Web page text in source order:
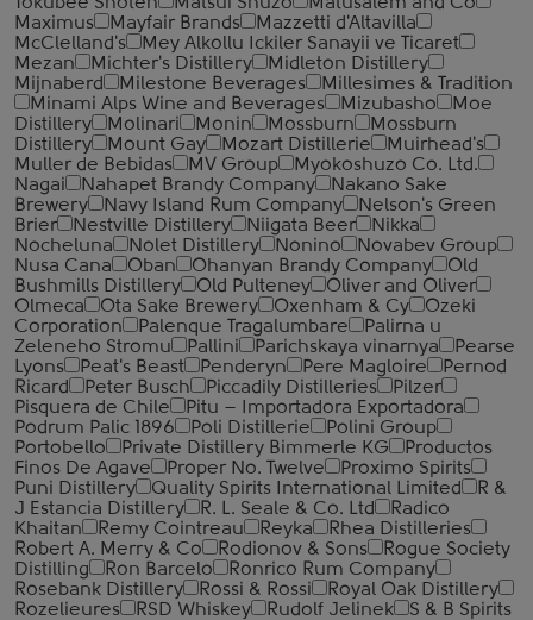
Maximus
Mayfair Brands
Mazzetti d'Altavilla
McClelland's
Mey Alkollu Ickiler Sanayii ve Ticaret
Mezan
Michter's Distillery
Midleton Distillery
Mijnaberd
Milestone Beverages
Millesimes & Tradition
Minami Alps Wine and Beverages
Mizubasho
Moe
Distillery
Molinari Monin Mossburn
Mossburn
Distillery
Mount Gay Mozart Distillerie
Muirhead's
Muller de Bebidas
MV Group
Myokoshuzo Co. Ltd.
Nagai
Nahapet Brandy Company
Nakano Sake
Brewery
Navy Island Rum Company
Nelson's Green
Brier
Nestville Distillery Niigata Beer
Nikka
Nocheluna
Nolet Distillery Nonino
Novabev Group
Nusa Cana
Oban Ohanyan Brandy Company
Old
Bushmills Distillery
Old Pulteney
Oliver and Oliver
Olmeca
Ota Sake Brewery Oxenham & Cy
Ozeki
Corporation
Palenque Tragalumbare
Palirna u
Zeleneho Stromu
Pallini Parichskaya vinarnya
Pearse
Lyons
Peat's Beast Penderyn Pere Magloire
Pernod
Ricard
Peter Busch Piccadily Distilleries
Pilzer
Pisquera de Chile
Pitu – Importadora Exportadora
Podrum Palic 1896
Poli Distillerie
Polini Group
Portobello
Private Distillery Bimmerle KG
Productos
Finos De Agave
Proper No. Twelve
Proximo Spirits
Puni Distillery
Quality Spirits International Limited
R &
J Estancia Distillery
R. L. Seale & Co. Ltd
Radico
Khaitan
Remy Cointreau Reyka
Rhea Distilleries
Robert A. Merry & Co
Rodionov & Sons
Rogue Society
Distilling
Ron Barcelo
Ronrico Rum Company
Rosebank Distillery
Rossi & Rossi
Royal Oak Distillery
Rozelieures
RSD Whiskey Rudolf Jelinek
S & B Spirits